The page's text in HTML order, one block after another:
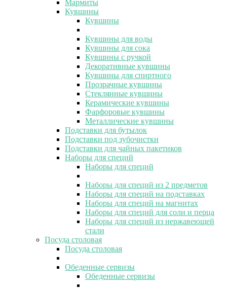
Мармиты
Кувшины
Кувшины
Кувшины для воды
Кувшины для сока
Кувшины с ручкой
Декоративные кувшины
Кувшины для спиртного
Прозрачные кувшины
Стеклянные кувшины
Керамические кувшины
Фарфоровые кувшины
Металлические кувшины
Подставки для бутылок
Подставки под зубочистки
Подставки для чайных пакетиков
Наборы для специй
Наборы для специй
Наборы для специй из 2 предметов
Наборы для специй на подставках
Наборы для специй на магнитах
Наборы для специй для соли и перца
Наборы для специй из нержавеющей
стали
Посуда столовая
Посуда столовая
Обеденные сервизы
Обеденные сервизы